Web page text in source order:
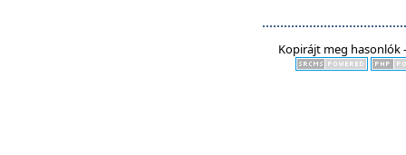
Kopirájt meg hasonlók